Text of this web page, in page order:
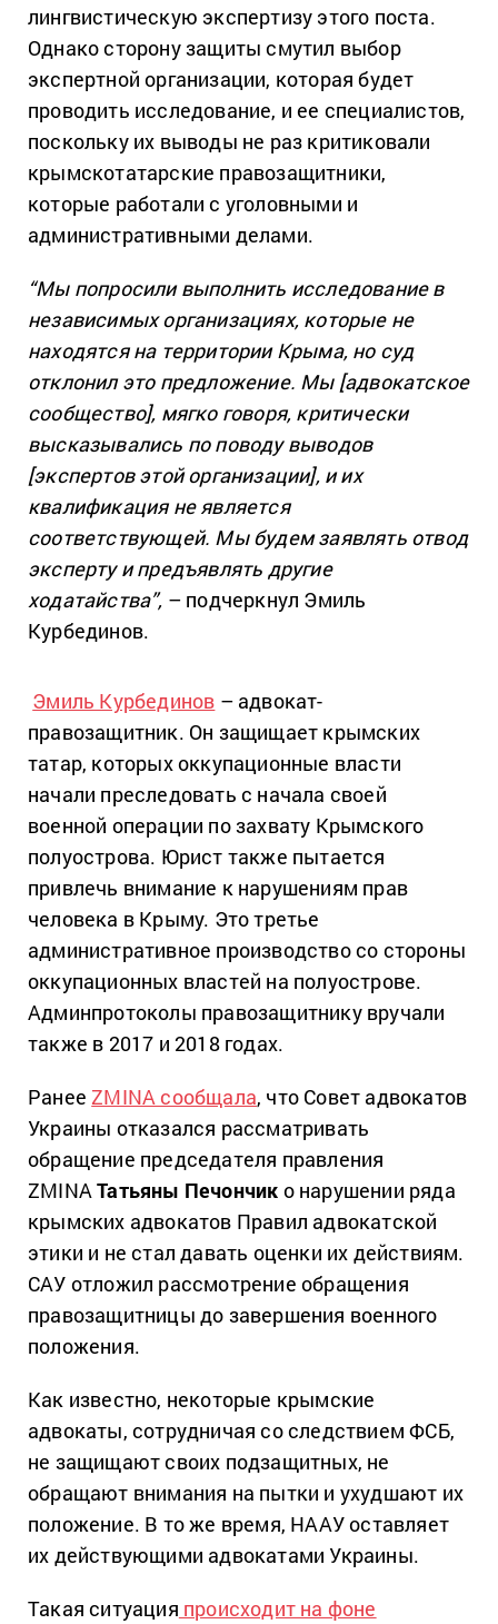
лингвистическую экспертизу этого поста.
Однако сторону защиты смутил выбор
экспертной организации, которая будет
проводить исследование, и ее специалистов,
поскольку их выводы не раз критиковали
крымскотатарские правозащитники,
которые работали с уголовными и
административными делами.
“Мы попросили выполнить исследование в
независимых организациях, которые не
находятся на территории Крыма, но суд
отклонил это предложение. Мы [адвокатское
сообщество], мягко говоря, критически
высказывались по поводу выводов
[экспертов этой организации], и их
квалификация не является
соответствующей. Мы будем заявлять отвод
эксперту и предъявлять другие
ходатайства”, – подчеркнул Эмиль
Курбединов.
Эмиль Курбединов – адвокат-
правозащитник. Он защищает крымских
татар, которых оккупационные власти
начали преследовать с начала своей
военной операции по захвату Крымского
полуострова. Юрист также пытается
привлечь внимание к нарушениям прав
человека в Крыму. Это третье
административное производство со стороны
оккупационных властей на полуострове.
Админпротоколы правозащитнику вручали
также в 2017 и 2018 годах.
Ранее ZMINA сообщала, что Совет адвокатов
Украины отказался рассматривать
обращение председателя правления
ZMINAТатьяны Печончик о нарушении ряда
крымских адвокатов Правил адвокатской
этики и не стал давать оценки их действиям.
САУ отложил рассмотрение обращения
правозащитницы до завершения военного
положения.
Как известно, некоторые крымские
адвокаты, сотрудничая со следствием ФСБ,
не защищают своих подзащитных, не
обращают внимания на пытки и ухудшают их
положение. В то же время, НААУ оставляет
их действующими адвокатами Украины.
Такая ситуация происходит на фоне